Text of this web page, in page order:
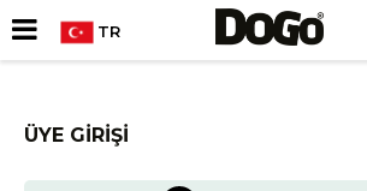
TR
ÜYE GIRIŞI